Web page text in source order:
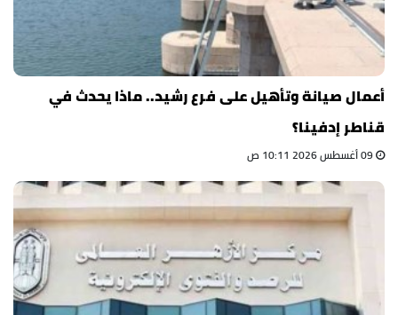
أعمال صيانة وتأهيل على فرع رشيد.. ماذا يحدث في
قناطر إدفينا؟